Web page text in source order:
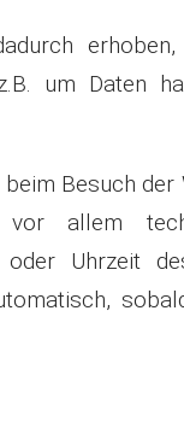
um Daten
Besuch
allem
Uhrzeit